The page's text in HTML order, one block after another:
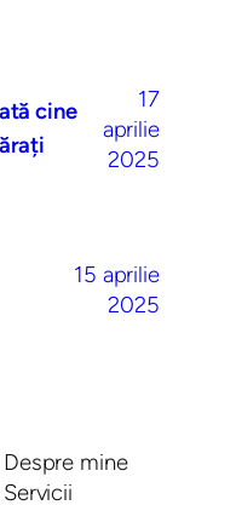
cine
17
aprilie
2025
15 aprilie
2025
Despre mine
Servicii